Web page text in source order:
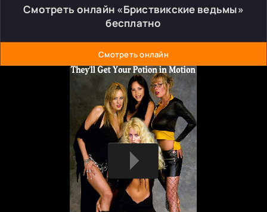
Смотреть онлайн «Бриствикские ведьмы»
бесплатно
Смотреть онлайн